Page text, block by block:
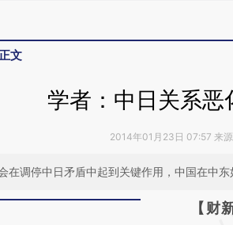
文
学者：中日关系恶
2014年01月23日 07:57 来
在调停中日矛盾中起到关键作用，中国在中
请务必在
【财